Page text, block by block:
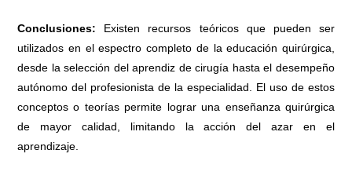
Conclusiones: Existen recursos teóricos que pueden ser
utilizados en el espectro completo de la educación quirúrgica,
desde la selección del aprendiz de cirugía hasta el desempeño
autónomo del profesionista de la especialidad. El uso de estos
conceptos o teorías permite lograr una enseñanza quirúrgica
de mayor calidad, limitando la acción del azar en el
aprendizaje.